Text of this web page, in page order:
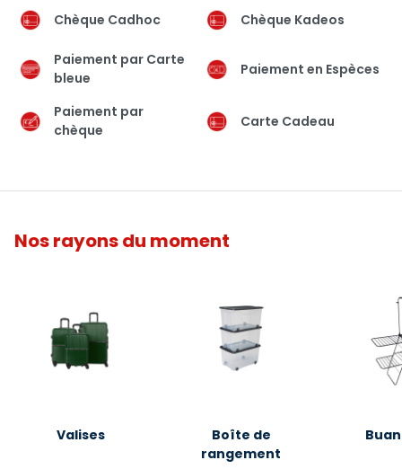
Chèque Cadhoc Chèque Kadeos
Paiement par Carte
bleue
Paiement en Espèces
Paiement par
chèque
Carte Cadeau
Nos rayons du moment
Valises
Boîte de
rangement